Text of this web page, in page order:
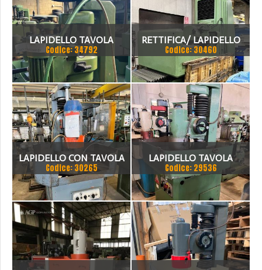
LAPIDELLO TAVOLA
CIRCOLARE MCR 300
Codice: 34792
RETTIFICA/ LAPIDELLO
TAVOLA DIAMETRO
1000MM CORSA 1200MM
DA VERIFICARE ZOCCA
IDRO
Codice: 30460
LAPIDELLO CON TAVOLA
GIREVOLE
Codice: 30265
LAPIDELLO TAVOLA
GIREVOLE DELTA LC 400
Codice: 29536